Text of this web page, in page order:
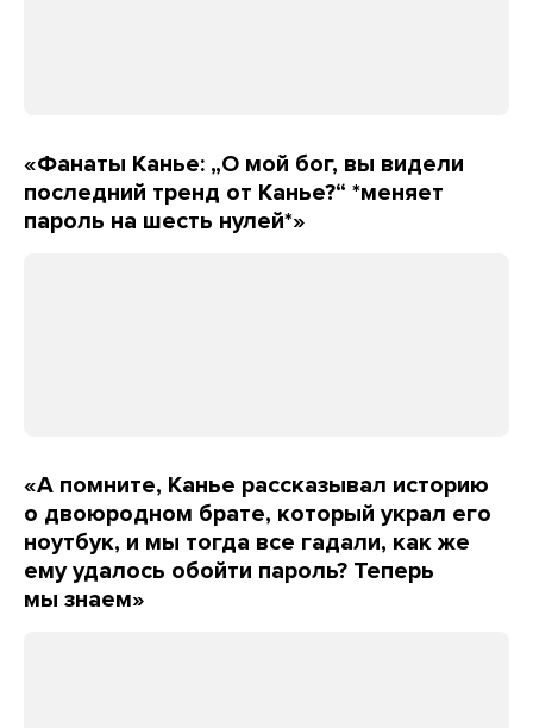
«Фанаты Канье: „О мой бог, вы видели
последний тренд от Канье?“ *меняет
пароль на шесть нулей*»
«А помните, Канье рассказывал историю
о двоюродном брате, который украл его
ноутбук, и мы тогда все гадали, как же
ему удалось обойти пароль? Теперь
мы знаем»